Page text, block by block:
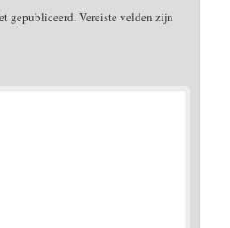
gepubliceerd.Vereiste velden zijn